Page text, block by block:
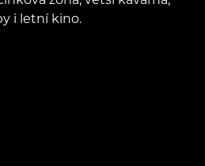
i letní kino.